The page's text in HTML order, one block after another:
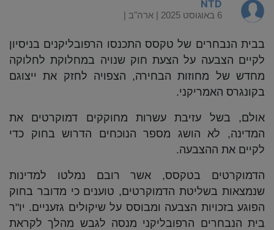
NTD
6 באוגוסט 2025 | | ארה"ב
בבית הנבחרים של טקסס התכנסו הרפובליקנים בניסיון
לקיים הצבעה על הצעת חוק שנויה במחלוקת לחלוקה
מחדש של מחוזות הבחירה, הצפויה לחזק את ייצוגם
בקונגרס האמריקני.
אולם, בשל עזיבת עשרות מחוקקים דמוקרטים את
המדינה, לא הושג מספר הנוכחים הדרוש בחוק כדי
לקיים את ההצבעה.
הדמוקרטים בטקסס, אשר רובם נמלטו למדינות
שנמצאות בשליטת הדמוקרטים, טוענים כי מדובר בחוק
הפוגע בזכויות הצבעה ומבוסס על שיקולים גזעניים. יו"ר
בית הנבחרים הרפובליקני מנסה לגבש מהלך לקראת